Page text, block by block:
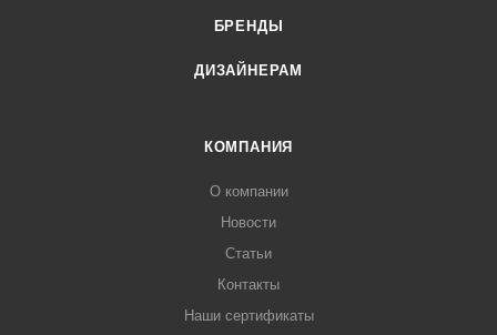
БРЕНДЫ
ДИЗАЙНЕРАМ
КОМПАНИЯ
О компании
Новости
Статьи
Контакты
Наши сертификаты